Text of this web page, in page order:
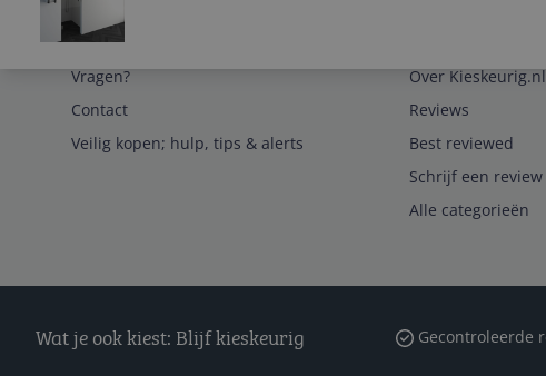
Service
Vragen?
Contact
Veilig kopen; hulp, tips & alerts
Over Kieskeurig.nl
Reviews
Best reviewed
Schrijf een review
Alle categorieën
Wat je ook kiest: Blijf kieskeurig Gecontroleerde